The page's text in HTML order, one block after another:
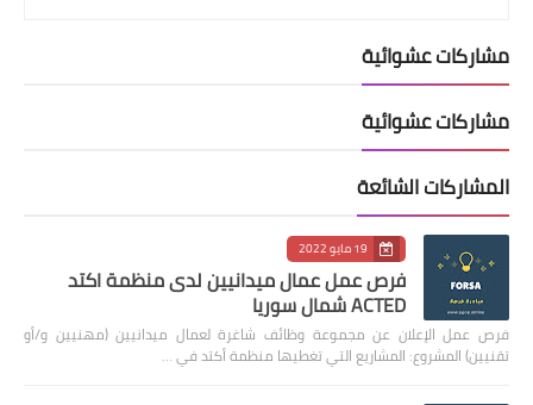
مشاركات عشوائية
مشاركات عشوائية
المشاركات الشائعة
19 مايو 2022
فرص عمل عمال ميدانيين لدى منظمة اكتد
ACTED شمال سوريا
فرص عمل الإعلان عن مجموعة وظائف شاغرة لعمال ميدانيين (مهنيين و/أو
تقنيين) المشروع: المشاريع التي تغطيها منظمة أكتد في …